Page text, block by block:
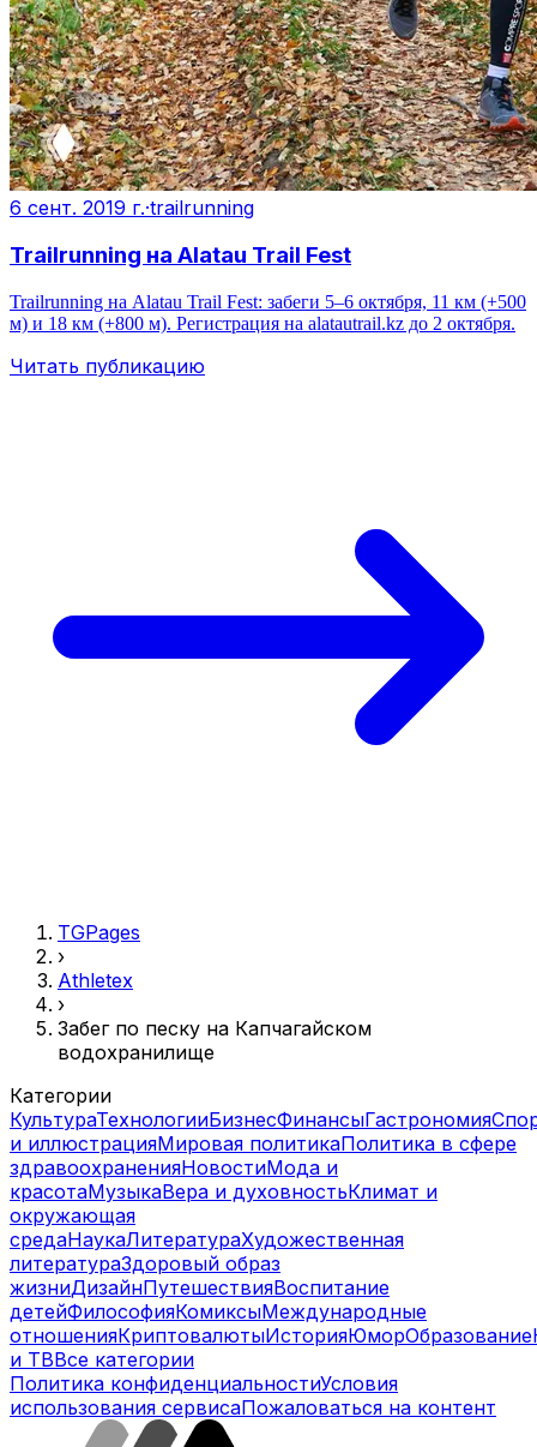
6 сент. 2019 г.·trailrunning
Trailrunning на Alatau Trail Fest
Trailrunning на Alatau Trail Fest: забеги 5–6 октября, 11 км (+500
м) и 18 км (+800 м). Регистрация на alatautrail.kz до 2 октября.
Читать публикацию
TGPages
›
Athletex
›
Забег по песку на Капчагайском
водохранилище
Категории
КультураТехнологииБизнесФинансыГастрономия
и иллюстрацияМировая политикаПолитика в сфере
здравоохраненияНовостиМода и
красотаМузыкаВера и духовностьКлимат и
окружающая
средаНаукаЛитератураХудожественная
литератураЗдоровый образ
жизниДизайнПутешествияВоспитание
детейФилософияКомиксыМеждународные
отношенияКриптовалютыИсторияЮморОбразование
и ТВВсе категории
Политика конфиденциальностиУсловия
использования сервисаПожаловаться на контент